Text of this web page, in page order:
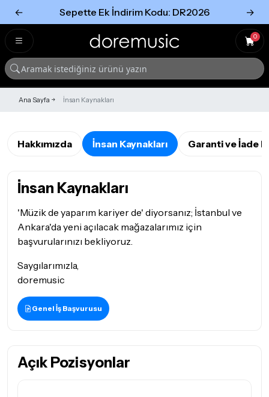
← Sepette Ek İndirim Kodu: DR2026 →
0
Ana Sayfa İnsan Kaynakları
Hakkımızda İnsan Kaynakları Garanti ve İade
İnsan Kaynakları
'Müzik de yaparım kariyer de' diyorsanız; İstanbul ve
Ankara'da yeni açılacak mağazalarımız için
başvurularınızı bekliyoruz.
Saygılarımızla,
doremusic
Genel İş Başvurusu
Açık Pozisyonlar
Tümünü Gör
Tümünü gör